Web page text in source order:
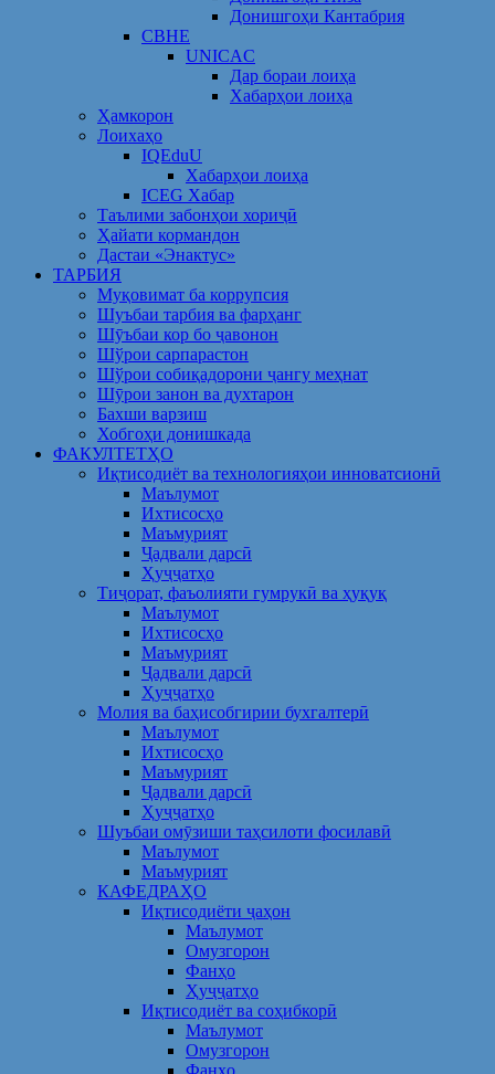
Донишгоҳи Кантабрия
CBHE
UNICAC
Дар бораи лоиҳа
Хабарҳои лоиҳа
Ҳамкорон
Лоихаҳо
IQEduU
Хабарҳои лоиҳа
ICEG Хабар
Таълими забонҳои хориҷӣ
Ҳайати кормандон
Дастаи «Энактус»
ТАРБИЯ
Муқовимат ба коррупсия
Шуъбаи тарбия ва фарҳанг
Шӯъбаи кор бо ҷавонон
Шўрои сарпарастон
Шўрои собиқадорони ҷангу меҳнат
Шӯрои занон ва духтарон
Бахши варзиш
Хобгоҳи донишкада
ФАКУЛТЕТҲО
Иқтисодиёт ва технологияҳои инноватсионӣ
Маълумот
Ихтисосҳо
Маъмурият
Ҷадвали дарсӣ
Ҳуҷҷатҳо
Тиҷорат, фаъолияти гумрукӣ ва ҳуқуқ
Маълумот
Ихтисосҳо
Маъмурият
Ҷадвали дарсӣ
Ҳуҷҷатҳо
Молия ва баҳисобгирии бухгалтерӣ
Маълумот
Ихтисосҳо
Маъмурият
Ҷадвали дарсӣ
Ҳуҷҷатҳо
Шуъбаи омӯзиши таҳсилоти фосилавӣ
Маълумот
Маъмурият
КАФЕДРАҲО
Иқтисодиёти ҷаҳон
Маълумот
Омузгорон
Фанҳо
Ҳуҷҷатҳо
Иқтисодиёт ва соҳибкорӣ
Маълумот
Омузгорон
Фанҳо